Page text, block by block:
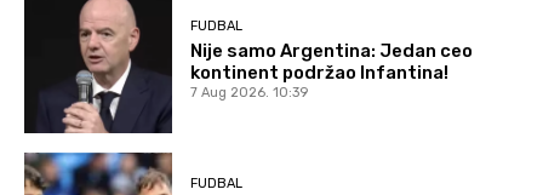
FUDBAL
Nije samo Argentina: Jedan ceo
kontinent podržao Infantina!
7 Aug 2026. 10:39
FUDBAL